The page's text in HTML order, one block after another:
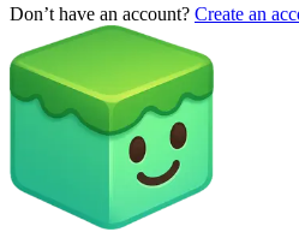
Don’t have an account? Create an